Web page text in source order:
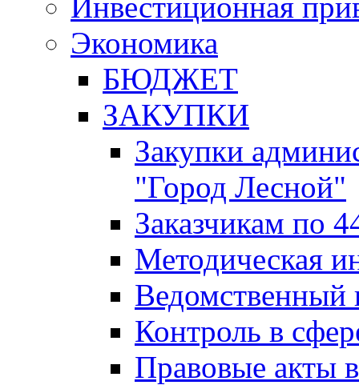
Экономика
БЮДЖЕТ
ЗАКУПКИ
Закупки
"Город Лесной"
Заказчикам по
Методическая
Ведомственный
Контроль в
Правовые акты